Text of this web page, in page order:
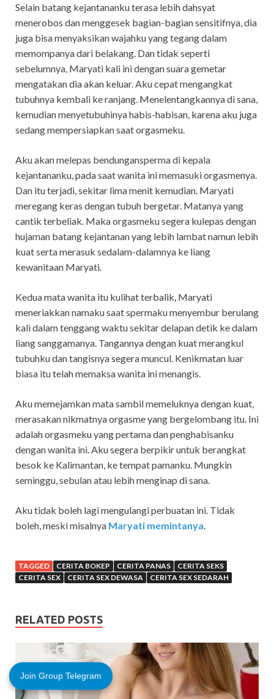
Selain batang kejantananku terasa lebih dahsyat
menerobos dan menggesek bagian-bagian sensitifnya, dia
juga bisa menyaksikan wajahku yang tegang dalam
memompanya dari belakang. Dan tidak seperti
sebelumnya, Maryati kali ini dengan suara gemetar
mengatakan dia akan keluar. Aku cepat mengangkat
tubuhnya kembali ke ranjang. Menelentangkannya di sana,
kemudian menyetubuhinya habis-habisan, karena aku juga
sedang mempersiapkan saat orgasmeku.
Aku akan melepas bendungansperma di kepala
kejantananku, pada saat wanita ini memasuki orgasmenya.
Dan itu terjadi, sekitar lima menit kemudian. Maryati
meregang keras dengan tubuh bergetar. Matanya yang
cantik terbeliak. Maka orgasmeku segera kulepas dengan
hujaman batang kejantanan yang lebih lambat namun lebih
kuat serta merasuk sedalam-dalamnya ke liang
kewanitaan Maryati.
Kedua mata wanita itu kulihat terbalik, Maryati
meneriakkan namaku saat spermaku menyembur berulang
kali dalam tenggang waktu sekitar delapan detik ke dalam
liang sanggamanya. Tangannya dengan kuat merangkul
tubuhku dan tangisnya segera muncul. Kenikmatan luar
biasa itu telah memaksa wanita ini menangis.
Aku memejamkan mata sambil memeluknya dengan kuat,
merasakan nikmatnya orgasme yang bergelombang itu. Ini
adalah orgasmeku yang pertama dan penghabisanku
dengan wanita ini. Aku segera berpikir untuk berangkat
besok ke Kalimantan, ke tempat pamanku. Mungkin
seminggu, sebulan atau lebih menginap di sana.
Aku tidak boleh lagi mengulangi perbuatan ini. Tidak
boleh, meski misalnya Maryati memintanya
TAGGED CERITA BOKEP CERITA PANAS
CERITA SEKS
CERITA SEX
CERITA SEX DEWASA CERITA SEX SEDARAH
RELATED POSTS
Join Group Telegram